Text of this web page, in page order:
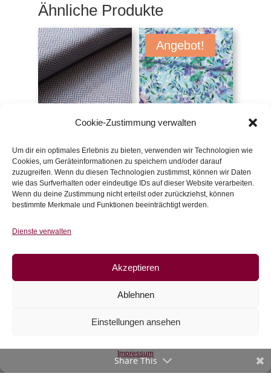
Cookie-Zustimmung verwalten
Um dir ein optimales Erlebnis zu bieten, verwenden wir Technologien wie
Cookies, um Geräteinformationen zu speichern und/oder darauf
zuzugreifen. Wenn du diesen Technologien zustimmst, können wir Daten
wie das Surfverhalten oder eindeutige IDs auf dieser Website verarbeiten.
Wenn du deine Zustimmung nicht erteilst oder zurückziehst, können
bestimmte Merkmale und Funktionen beeinträchtigt werden.
Dienste verwalten
Akzeptieren
Ablehnen
Einstellungen ansehen
Impressum
Ähnliche Produkte
china blue
€23,80/m
inkl. 20 % MwSt.
Angebot!
Viskose Sabine,
UVP: €16,90
UVP:
€14,40/m
inkl. 20 % MwSt.
Webware, Hash DotsShare This